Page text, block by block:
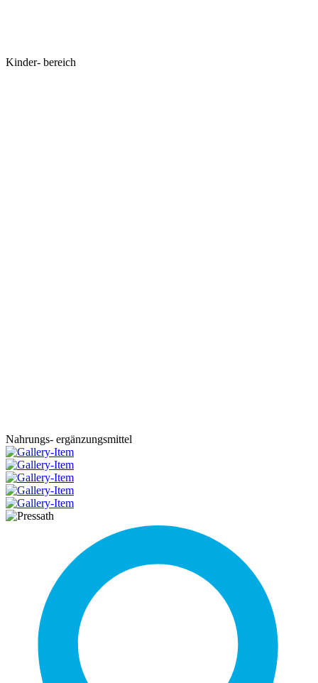
Kinder- bereich
Nahrungs- ergänzungsmittel